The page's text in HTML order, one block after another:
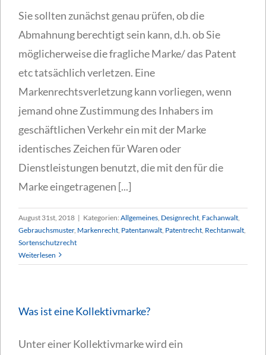
Sie sollten zunächst genau prüfen, ob die
Abmahnung berechtigt sein kann, d.h. ob Sie
möglicherweise die fragliche Marke/ das Patent
etc tatsächlich verletzen. Eine
Markenrechtsverletzung kann vorliegen, wenn
jemand ohne Zustimmung des Inhabers im
geschäftlichen Verkehr ein mit der Marke
identisches Zeichen für Waren oder
Dienstleistungen benutzt, die mit den für die
Marke eingetragenen [...]
August 31st, 2018 | Kategorien: Allgemeines Designrecht Fachanwalt
Gebrauchsmuster, Markenrecht Patentanwalt Patentrecht Rechtanwalt
Sortenschutzrecht
Weiterlesen
Was ist eine Kollektivmarke?
Unter einer Kollektivmarke wird ein